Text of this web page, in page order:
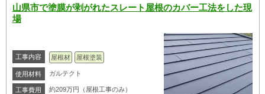
山県市で塗膜が剥がれたスレート屋根のカバー工法をした現
場
工事内容 屋根材 屋根塗装
使用材料 ガルテクト
工事費用 約209万円（屋根工事のみ）